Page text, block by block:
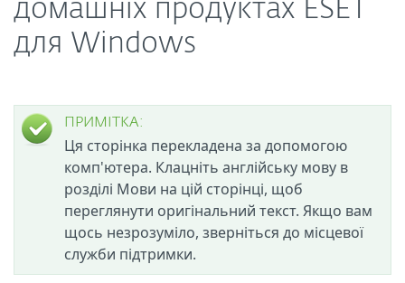
домашніх продуктах ESET
для Windows
ПРИМІТКА:
Ця сторінка перекладена за допомогою
комп'ютера. Клацніть англійську мову в
розділі Мови на цій сторінці, щоб
переглянути оригінальний текст. Якщо вам
щось незрозуміло, зверніться до місцевої
служби підтримки.